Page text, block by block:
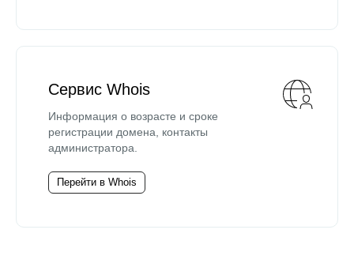
Сервис Whois
Информация о возрасте и сроке
регистрации домена, контакты
администратора.
Перейти в Whois